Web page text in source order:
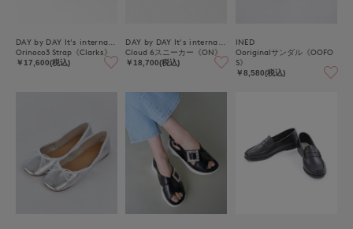
Orinoco3 Strap《Clarks》
￥17,600(税込)
Cloud 6スニーカー《ON》
￥18,700(税込)
INED
Ooriginalサンダル《OOFO
S》
￥8,580(税込)